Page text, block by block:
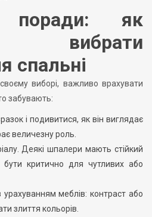
поради: як
вибрати
спальні
виборі, важливо врахувати
забувають:
і подивитися, як він виглядає
величезну роль.
Деякі шпалери мають стійкий
критично для чутливих або
меблів: контраст або
злиття кольорів.